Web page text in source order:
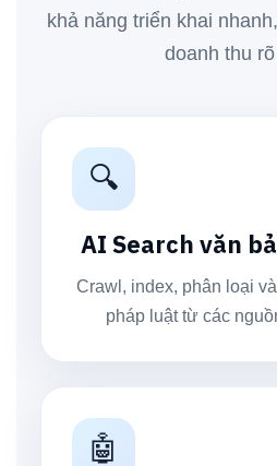
khả năng triển khai
doanh thu
🔍
AI Search văn
Crawl, index, phân loại
pháp luật từ các
🤖